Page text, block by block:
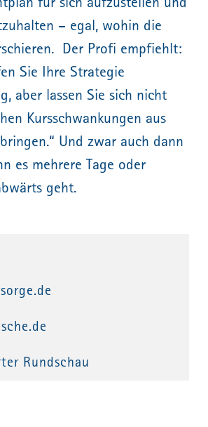
– egal, wohin die
Der Profi empfiehlt:
Sie Ihre Strategie
aber lassen Sie sich nicht
Kursschwankungen aus
Und zwar auch dann
es mehrere Tage oder
geht.
Rundschau